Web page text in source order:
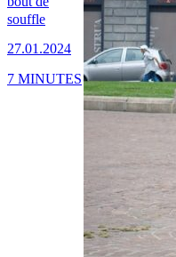
souffle
27.01.2024
7 MINUTES